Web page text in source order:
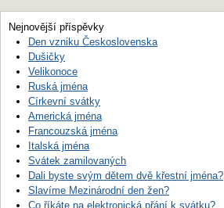
Nejnovější příspěvky
Den vzniku Československa
Dušičky
Velikonoce
Ruská jména
Církevní svátky
Americká jména
Francouzská jména
Italská jména
Svátek zamilovaných
Dali byste svým dětem dvě křestní jména?
Slavíme Mezinárodní den žen?
Co říkáte na elektronická přání k svátku?